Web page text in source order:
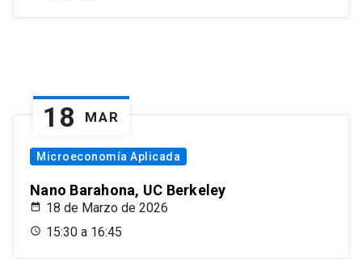
18 MAR
Microeconomía Aplicada
Nano Barahona, UC Berkeley
18 de Marzo de 2026
15:30 a 16:45